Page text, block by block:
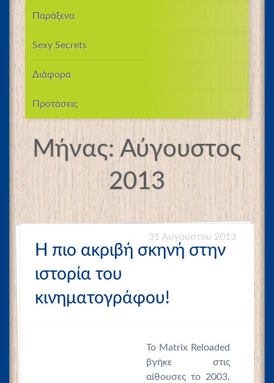
Παράξενα
Sexy Secrets
Διάφορα
Προτάσεις
Μήνας:Αύγουστος
2013
31 Αυγούστου 2013
Η πιο ακριβή σκηνή στην
ιστορία του
κινηματογράφου!
Το Matrix Reloaded
βγήκε στις
αίθουσες το 2003,